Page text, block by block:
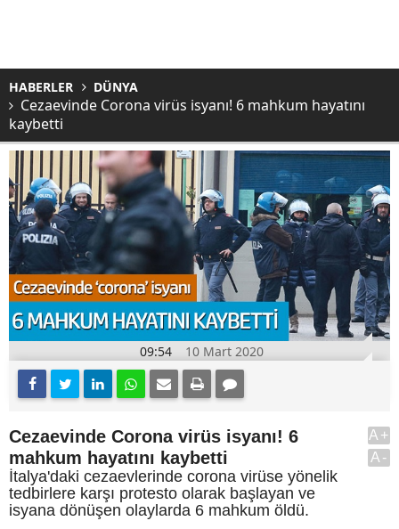
HABERLER DÜNYA
Cezaevinde Corona virüs isyanı! 6 mahkum hayatını
kaybetti
09:54 10 Mart 2020
Cezaevinde Corona virüs isyanı! 6
mahkum hayatını kaybetti
İtalya'daki cezaevlerinde corona virüse yönelik
tedbirlere karşı protesto olarak başlayan ve
isyana dönüşen olaylarda 6 mahkum öldü.
A+
A-